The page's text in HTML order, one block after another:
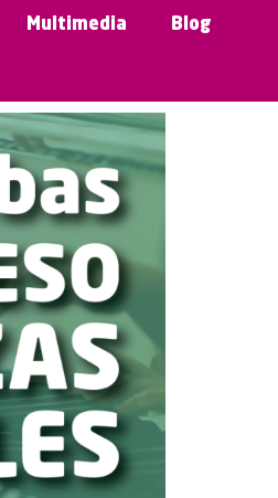
Multimedia Blog